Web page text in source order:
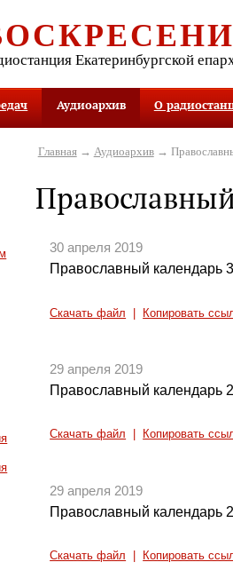
Екатеринбургской
Аудиоархив О
Главная→ Аудиоархив→
30 апреля 2019
Православный календарь
Скачать файл Копировать
29 апреля 2019
Православный календарь
Скачать файл Копировать
29 апреля 2019
Православный календарь
Скачать файл Копировать